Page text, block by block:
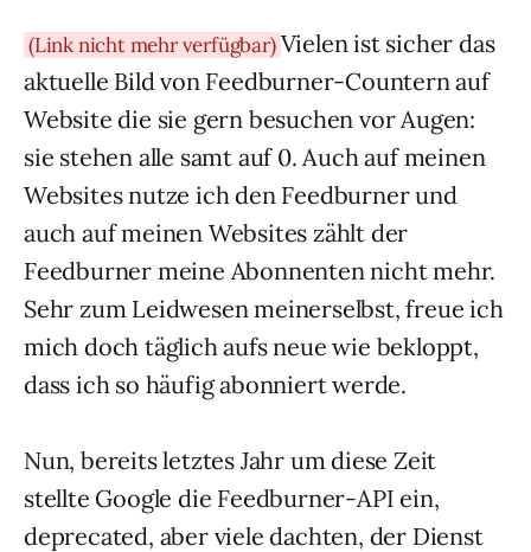
(Link nicht mehr verfügbar)Vielen ist sicher das
aktuelle Bild von Feedburner-Countern auf
Website die sie gern besuchen vor Augen:
sie stehen alle samt auf 0. Auch auf meinen
Websites nutze ich den Feedburner und
auch auf meinen Websites zählt der
Feedburner meine Abonnenten nicht mehr.
Sehr zum Leidwesen meinerselbst, freue ich
mich doch täglich aufs neue wie bekloppt,
dass ich so häufig abonniert werde.
Nun, bereits letztes Jahr um diese Zeit
stellte Google die Feedburner-API ein,
deprecated, aber viele dachten, der Dienst